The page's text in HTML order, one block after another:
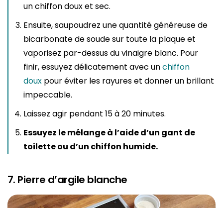
un chiffon doux et sec.
Ensuite, saupoudrez une quantité généreuse de
bicarbonate de soude sur toute la plaque et
vaporisez par-dessus du vinaigre blanc. Pour
finir, essuyez délicatement avec unchiffon
doux pour éviter les rayures et donner un brillant
impeccable.
Laissez agir pendant 15 à 20 minutes.
Essuyez le mélange à l’aide d’un gant de
toilette ou d’un chiffon humide.
7. Pierre d’argile blanche